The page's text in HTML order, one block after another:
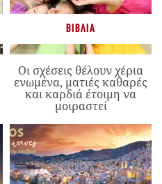
ΒΙΒΛΊΑ
Οι σχέσεις θέλουν χέρια
ενωμένα, ματιές καθαρές
και καρδιά έτοιμη να
μοιραστεί